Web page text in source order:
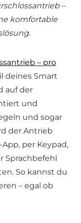
–
komfortable
– pro
deines Smart
auf der
und
und sogar
der Antrieb
per Keypad,
Sprachbefehl
So kannst du
– egal ob